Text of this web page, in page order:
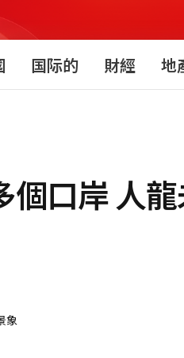
国际的 財經 地
口岸 人